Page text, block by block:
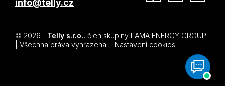
info@telly.cz
© 2026 | Telly s.r.o., člen skupiny LAMA ENERGY GROUP
| Všechna práva vyhrazena. | Nastavení cookies